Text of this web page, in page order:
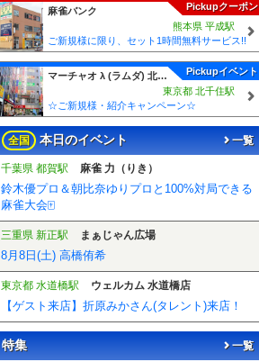
Pickupクーポン
麻雀バンク
熊本県 平成駅
ご新規様に限り、セット1時間無料サービス!!
Pickupイベント
マーチャオ λ (ラムダ) 北千住店
東京都 北千住駅
☆ご新規様・紹介キャンペーン☆
全国 本日のイベント 一覧
千葉県 都賀駅 麻雀 力（りき）
鈴木優プロ＆朝比奈ゆりプロと100%対局できる
麻雀大会🀄️
三重県 新正駅 まぁじゃん広場
8月8日(土) 高橋侑希
東京都 水道橋駅 ウェルカム 水道橋店
【ゲスト来店】折原みかさん(タレント)来店！
特集 一覧